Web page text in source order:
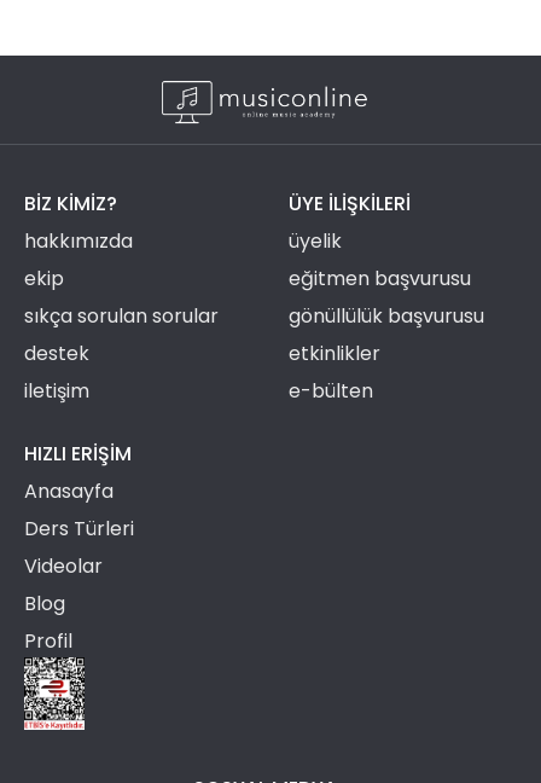
BIZ KIMIZ?
hakkımızda
ekip
sıkça sorulan sorular
destek
iletişim
ÜYE ILIŞKILERI
üyelik
eğitmen başvurusu
gönüllülük başvurusu
etkinlikler
e-bülten
HIZLI ERIŞIM
Anasayfa
Ders Türleri
Videolar
Blog
Profil